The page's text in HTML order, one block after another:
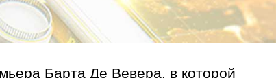
Барта Де Вевера, в которой